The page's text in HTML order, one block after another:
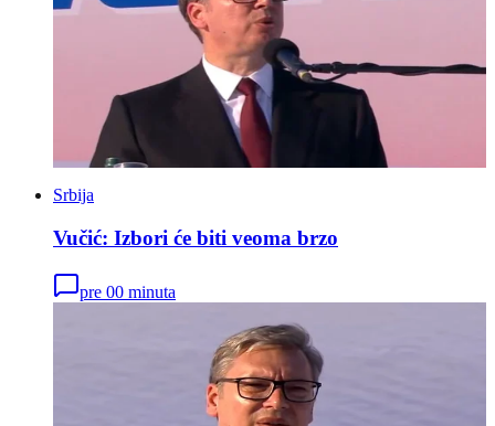
Srbija
Vučić: Izbori će biti veoma brzo
pre 00 minuta